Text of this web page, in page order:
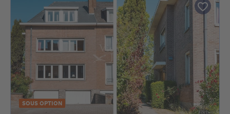
SOUS OPTION